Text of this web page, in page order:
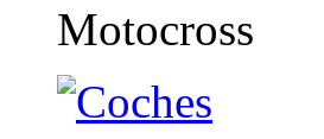
Motocross